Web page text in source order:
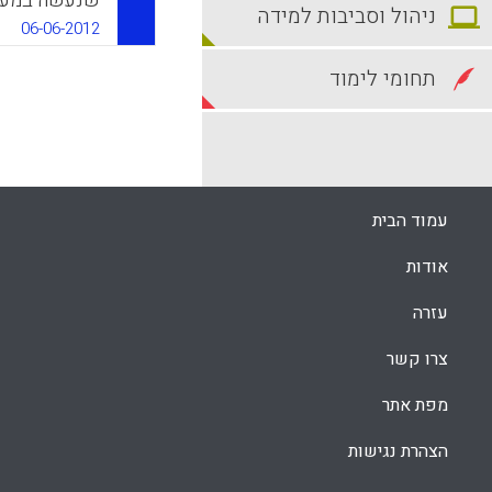
הלמידה
שימשה לא
06-06-2012 ניהול וסביבות למידה
תחומי לימוד
עמוד הבית
אודות
עזרה
צרו קשר
מפת אתר
הצהרת נגישות